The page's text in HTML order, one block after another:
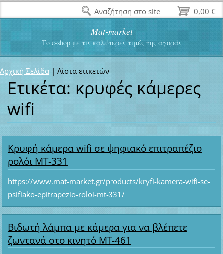
Mat-market
Το e-shop με τις καλύτερες τιμές της αγοράς
Αρχική Σελίδα | Λίστα ετικετών
Ετικέτα: κρυφές κάμερες
wifi
Κρυφή κάμερα wifi σε ψηφιακό επιτραπέζιο
ρολόι MT-331
https://www.mat-market.gr/products/kryfi-kamera-wifi-se-
psifiako-epitrapezio-roloi-mt-331/
Βιδωτή λάμπα με κάμερα για να βλέπετε
ζωντανά στο κινητό MT-461
0,00 €
Αναζήτηση στο site